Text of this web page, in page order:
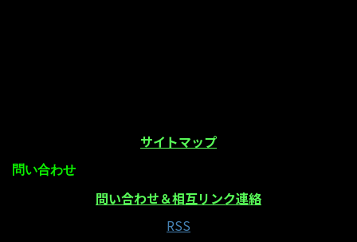
サイトマップ
問い合わせ
問い合わせ＆相互リンク連絡
RSS